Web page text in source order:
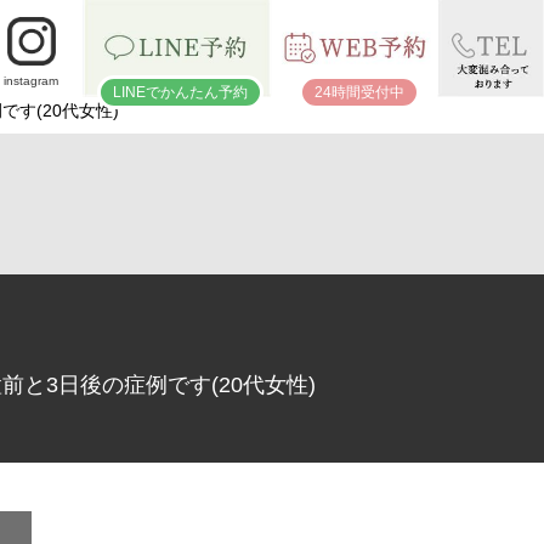
instagram
LINEでかんたん予約 24時間受付中
す(20代女性)
と3日後の症例です(20代女性)